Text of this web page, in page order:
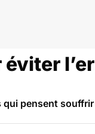
pensent souffrir